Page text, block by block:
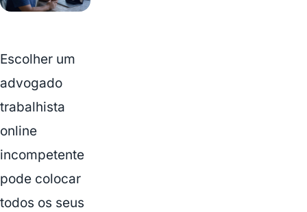
Escolher um
advogado
trabalhista
online
incompetente
pode colocar
todos os seus